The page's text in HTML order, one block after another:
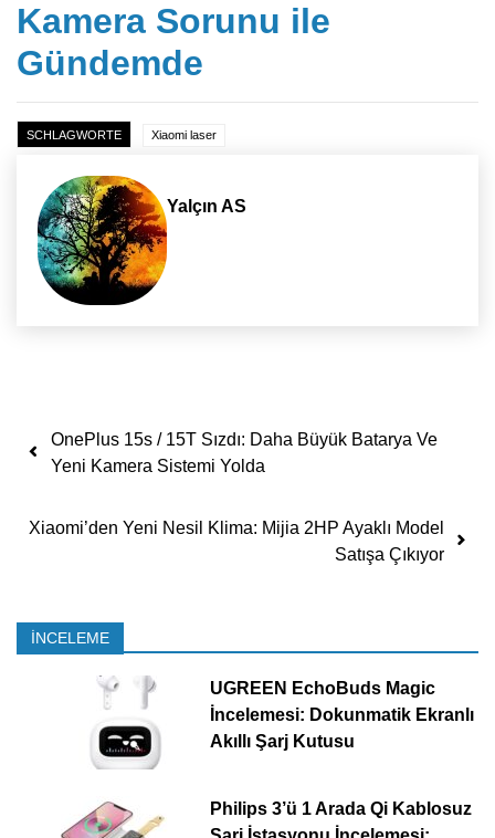
Kamera Sorunu ile
Gündemde
SCHLAGWORTE Xiaomi laser
Yalçın AS
Yazı dolaşımı
OnePlus 15s / 15T Sızdı: Daha Büyük Batarya Ve
Yeni Kamera Sistemi Yolda
Xiaomi’den Yeni Nesil Klima: Mijia 2HP Ayaklı Model
Satışa Çıkıyor
İNCELEME
UGREEN EchoBuds Magic
İncelemesi: Dokunmatik Ekranlı
Akıllı Şarj Kutusu
Philips 3’ü 1 Arada Qi Kablosuz